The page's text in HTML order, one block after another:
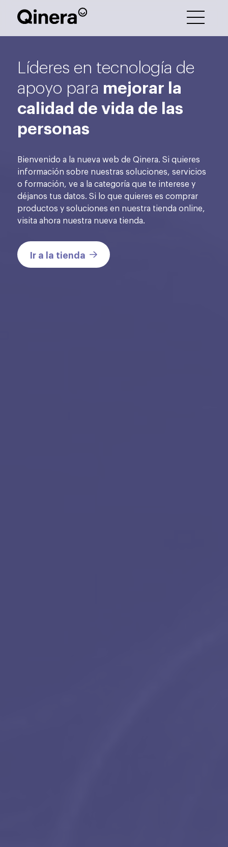
Líderes en tecnología de
apoyo para mejorar la
calidad de vida de las
personas
Bienvenido a la nueva web de Qinera. Si quieres
información sobre nuestras soluciones, servicios
o formación, ve a la categoría que te interese y
déjanos tus datos. Si lo que quieres es comprar
productos y soluciones en nuestra tienda online,
visita ahora nuestra nueva tienda.
Ir a la tienda